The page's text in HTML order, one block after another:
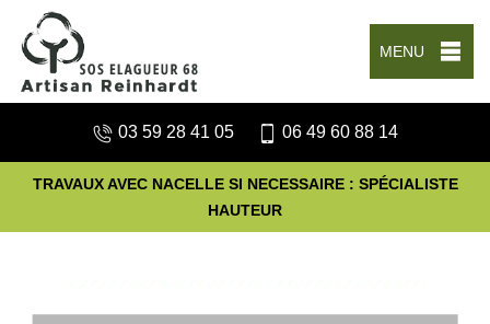
MENU
03 59 28 41 05 06 49 60 88 14
TRAVAUX AVEC NACELLE SI NECESSAIRE : SPÉCIALISTE
HAUTEUR